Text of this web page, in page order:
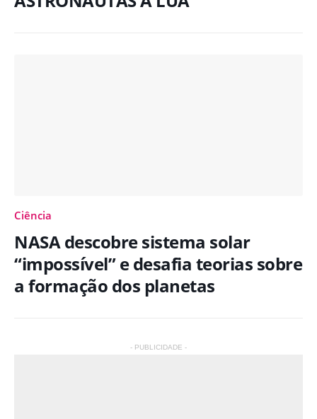
Ciência
NASA descobre sistema solar
“impossível” e desafia teorias sobre
a formação dos planetas
- PUBLICIDADE -